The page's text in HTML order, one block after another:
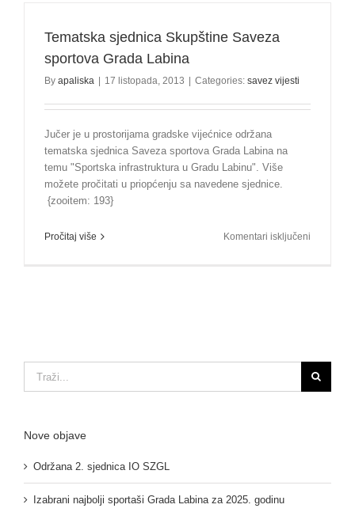
Vlačić
Tematska sjednica Skupštine Saveza
sportova Grada Labina
By apaliska 17 listopada, 2013 Categories: savez vijesti
Jučer je u prostorijama gradske vijećnice održana
tematska sjednica Saveza sportova Grada Labina na
temu "Sportska infrastruktura u Gradu Labinu". Više
možete pročitati u priopćenju sa navedene sjednice.
{zooitem: 193}
Pročitaj više Komentari isključeni
Nove objave
Održana 2. sjednica IO SZGL
Izabrani najbolji sportaši Grada Labina za 2025. godinu